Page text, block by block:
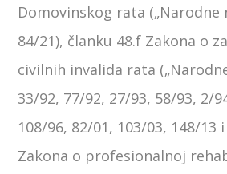
Domovinskog rata („Narodne
84/21), članku 48.f Zakona o
civilnih invalida rata
33/92, 77/92, 27/93, 58/93, 2/
108/96, 82/01, 103/03, 148/13
Zakona o profesionalnoj